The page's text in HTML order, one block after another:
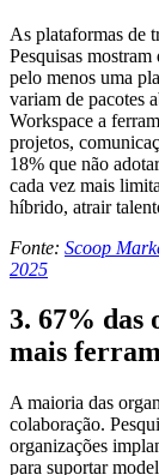
As plataformas de
Pesquisas
pelo menos uma
variam de pacotes
Workspace a
projetos,
18% que não
cada vez mais
híbrido, atrair
Fonte: Scoop
2025
3. 67% das
mais
A maioria das
colaboração.
organizações
para suportar